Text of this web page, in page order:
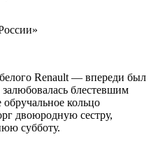
и»
Renault — впереди был
блестевшим
кольцо
двоюродную сестру,
субботу.